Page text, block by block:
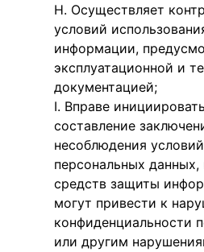
Осуществляет
условий
информации,
эксплуатационной и
документацией;
Вправе
составление
несоблюдения
персональных данных,
средств защиты
могут привести к
конфиденциальности
или другим